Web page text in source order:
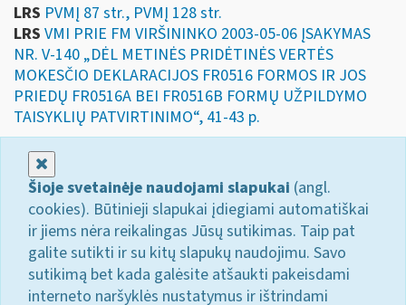
LRS PVMĮ 87 str., PVMĮ 128 str.
LRS VMI PRIE FM VIRŠININKO 2003-05-06 ĮSAKYMAS
NR. V-140 „DĖL METINĖS PRIDĖTINĖS VERTĖS
MOKESČIO DEKLARACIJOS FR0516 FORMOS IR JOS
PRIEDŲ FR0516A BEI FR0516B FORMŲ UŽPILDYMO
TAISYKLIŲ PATVIRTINIMO“, 41-43 p.
Šioje svetainėje naudojami slapukai (angl.
cookies). Būtinieji slapukai įdiegiami automatiškai
ir jiems nėra reikalingas Jūsų sutikimas. Taip pat
galite sutikti ir su kitų slapukų naudojimu. Savo
sutikimą bet kada galėsite atšaukti pakeisdami
interneto naršyklės nustatymus ir ištrindami